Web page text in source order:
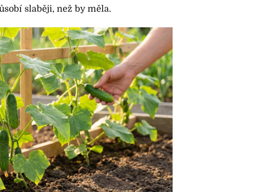
slaběji, než by měla.